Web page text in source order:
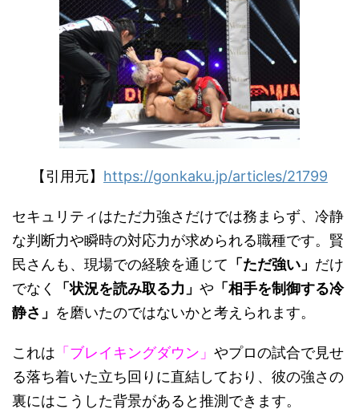
【引用元】 https://gonkaku.jp/articles/21799
セキュリティはただ力強さだけでは務まらず、冷静
な判断力や瞬時の対応力が求められる職種です。賢
民さんも、現場での経験を通じて 「ただ強い」 だけ
でなく
「状況を読み取る力」 や 「相手を制御する冷
静さ」 を磨いたのではないかと考えられます。
これは 「ブレイキングダウン」 やプロの試合で見せ
る落ち着いた立ち回りに直結しており、彼の強さの
裏にはこうした背景があると推測できます。